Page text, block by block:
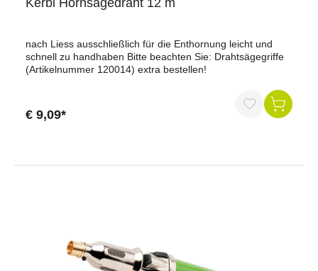
Kerbl Hornsägedraht 12 m
nach Liess ausschließlich für die Enthornung leicht und
schnell zu handhaben Bitte beachten Sie: Drahtsägegriffe
(Artikelnummer 120014) extra bestellen!
€ 9,09*